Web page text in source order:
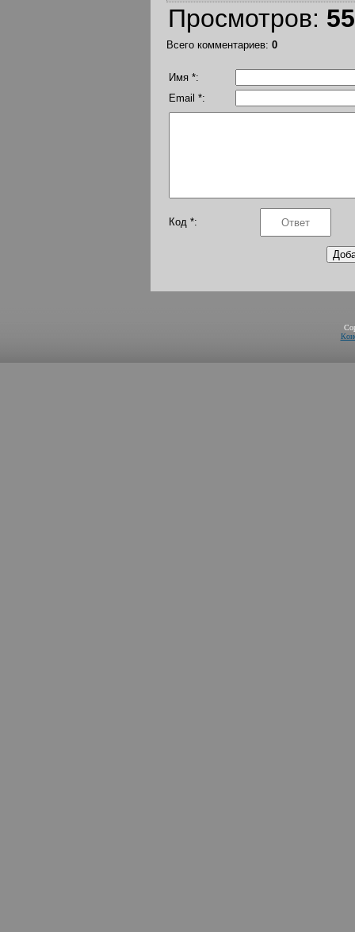
Просмотров:
Всего комментариев: 0
Имя *:
Email *:
Код *: